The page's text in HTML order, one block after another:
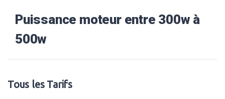
Puissance moteur entre 300w à
500w
Tous les Tarifs